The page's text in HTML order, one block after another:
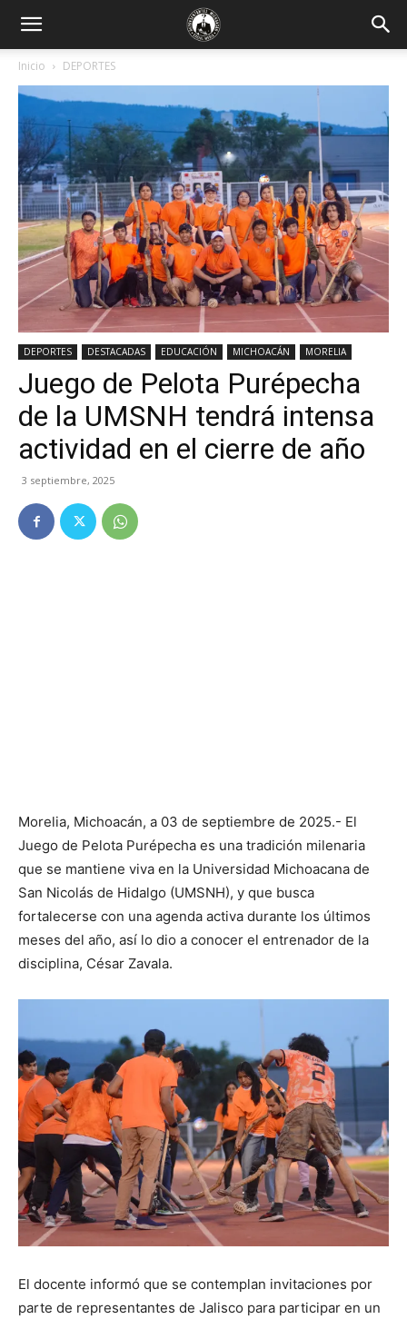
Inicio DEPORTES
DEPORTES DESTACADAS EDUCACIÓN MICHOACÁN MORELIA
Juego de Pelota Purépecha
de la UMSNH tendrá intensa
actividad en el cierre de año
3 septiembre, 2025
Morelia, Michoacán, a 03 de septiembre de 2025.- El
Juego de Pelota Purépecha es una tradición milenaria
que se mantiene viva en la Universidad Michoacana de
San Nicolás de Hidalgo (UMSNH), y que busca
fortalecerse con una agenda activa durante los últimos
meses del año, así lo dio a conocer el entrenador de la
disciplina, César Zavala.
El docente informó que se contemplan invitaciones por
parte de representantes de Jalisco para participar en un